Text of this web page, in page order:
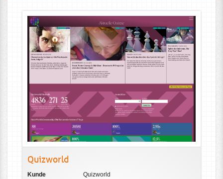
Quizworld
Kunde
Quizworld